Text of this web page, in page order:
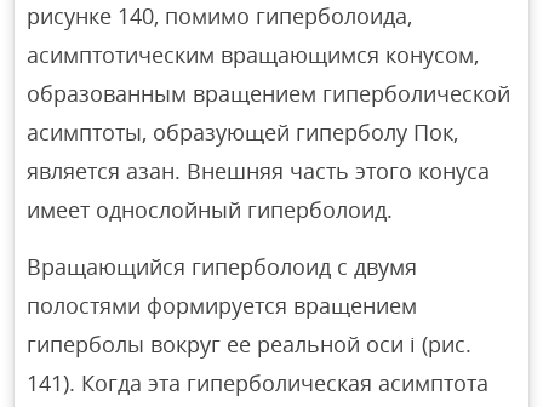
рисунке 140, помимо гиперболоида,
асимптотическим вращающимся конусом,
образованным вращением гиперболической
асимптоты, образующей гиперболу Пок,
является азан. Внешняя часть этого конуса
имеет однослойный гиперболоид.
Вращающийся гиперболоид с двумя
полостями формируется вращением
гиперболы вокруг ее реальной оси i (рис.
141). Когда эта гиперболическая асимптота